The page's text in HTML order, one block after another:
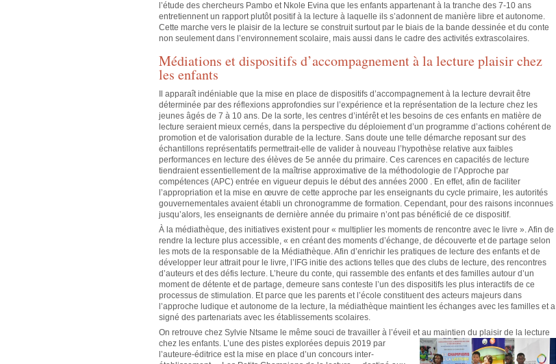
l’étude des chercheurs Pambo et Nkole Evina que les enfants appartenant à la tranche des 7-10 ans
entretiennent un rapport plutôt positif à la lecture à laquelle ils s’adonnent de manière libre et autonome.
Cette marche vers le plaisir de la lecture se construit surtout par le biais de la bande dessinée et du conte
non seulement dans l’environnement scolaire, mais aussi dans le cadre des activités extrascolaires.
Médiations et dispositifs d’accompagnement à la lecture plaisir chez
les enfants
Il apparaît indéniable que la mise en place de dispositifs d’accompagnement à la lecture devrait être
déterminée par des réflexions approfondies sur l’expérience et la représentation de la lecture chez les
jeunes âgés de 7 à 10 ans. De la sorte, les centres d’intérêt et les besoins de ces enfants en matière de
lecture seraient mieux cernés, dans la perspective du déploiement d’un programme d’actions cohérent de
promotion et de valorisation durable de la lecture. Sans doute une telle démarche reposant sur des
échantillons représentatifs permettrait-elle de valider à nouveau l’hypothèse relative aux faibles
performances en lecture des élèves de 5e année du primaire. Ces carences en capacités de lecture
tiendraient essentiellement de la maîtrise approximative de la méthodologie de l’Approche par
compétences (APC) entrée en vigueur depuis le début des années 2000 . En effet, afin de faciliter
l’appropriation et la mise en œuvre de cette approche par les enseignants du cycle primaire, les autorités
gouvernementales avaient établi un chronogramme de formation. Cependant, pour des raisons inconnues
jusqu’alors, les enseignants de dernière année du primaire n’ont pas bénéficié de ce dispositif.
À la médiathèque, des initiatives existent pour « multiplier les moments de rencontre avec le livre ». Afin de
rendre la lecture plus accessible, « en créant des moments d’échange, de découverte et de partage selon
les mots de la responsable de la Médiathèque. Afin d’enrichir les pratiques de lecture des enfants et de
développer leur attrait pour le livre, l’IFG initie des actions telles que des clubs de lecture, des rencontres
d’auteurs et des défis lecture. L’heure du conte, qui rassemble des enfants et des familles autour d’un
moment de détente et de partage, demeure sans conteste l’un des dispositifs les plus interactifs de ce
processus de stimulation. Et parce que les parents et l’école constituent des acteurs majeurs dans
l’approche ludique et autonome de la lecture, la médiathèque maintient les échanges avec les familles et a
signé des partenariats avec les établissements scolaires.
On retrouve chez Sylvie Ntsame le même souci de travailler à l’éveil et au maintien du plaisir de la lecture
chez les enfants. L’une des pistes explorées depuis 2019 par
l’auteure-éditrice est la mise en place d’un concours inter-